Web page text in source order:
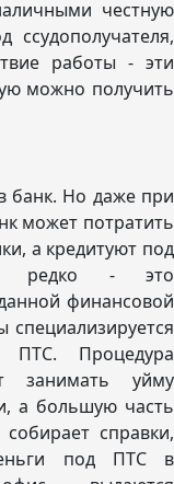
честную
ссудополучателя,
работы - эти
можно получить
банк. Но даже при
может потратить
а кредитуют под
редко - это
финансовой
Процедура
занимать уйму
а большую часть
справки,
под ПТС в